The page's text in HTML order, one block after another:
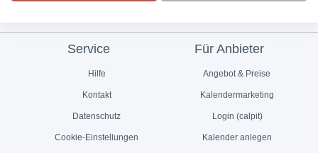
Service
Hilfe
Kontakt
Datenschutz
Cookie-Einstellungen
Für Anbieter
Angebot & Preise
Kalendermarketing
Login (calpit)
Kalender anlegen